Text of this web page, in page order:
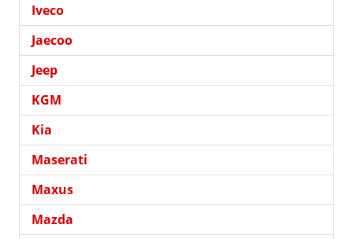
Iveco
Jaecoo
Jeep
KGM
Kia
Maserati
Maxus
Mazda